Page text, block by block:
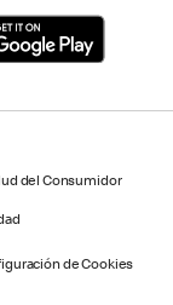
del Consumidor
de Cookies